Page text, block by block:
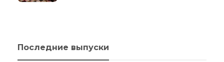
Последние выпуски